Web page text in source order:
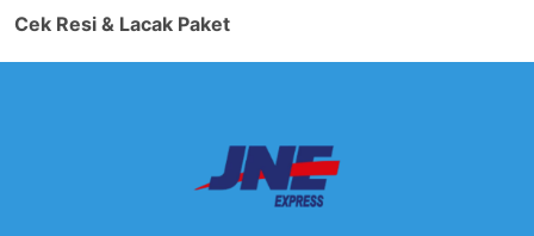
Cek Resi & Lacak Paket